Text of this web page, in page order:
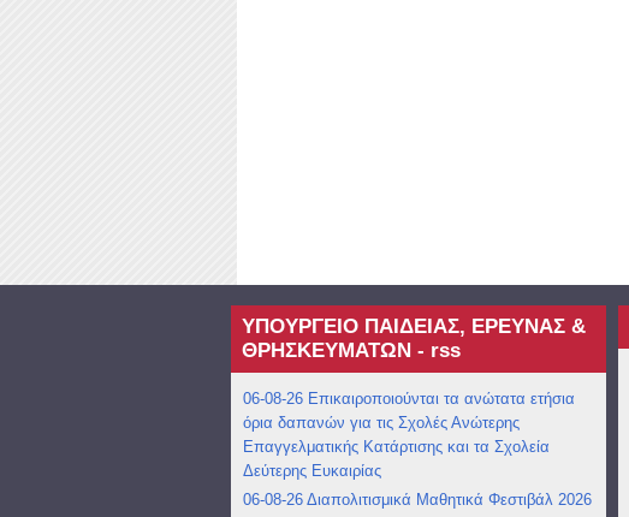
ΥΠΟΥΡΓΕΙΟ ΠΑΙΔΕΙΑΣ, ΕΡΕΥΝΑΣ &
ΘΡΗΣΚΕΥΜΑΤΩΝ - rss
06-08-26 Επικαιροποιούνται τα ανώτατα ετήσια
όρια δαπανών για τις Σχολές Ανώτερης
Επαγγελματικής Κατάρτισης και τα Σχολεία
Δεύτερης Ευκαιρίας
06-08-26 Διαπολιτισμικά Μαθητικά Φεστιβάλ 2026